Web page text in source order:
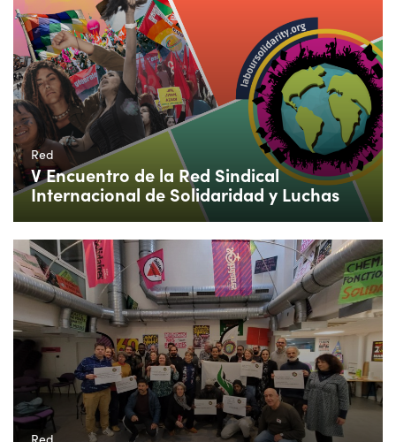
Red
V Encuentro de la Red Sindical
Internacional de Solidaridad y Luchas